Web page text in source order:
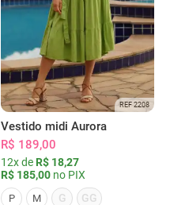
REF 2208
Vestido midi Aurora
R$ 189,00
12x de R$ 18,27
R$ 185,00 no PIX
P M G GG